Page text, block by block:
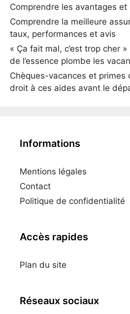
Comprendre les avantages
Comprendre la meilleure
taux, performances et avis
« Ça fait mal, c’est trop cher
de l’essence plombe les
Chèques-vacances et primes
droit à ces aides avant le
Informations
Mentions légales
Contact
Politique de confidentialité
Accès rapides
Plan du site
Réseaux sociaux